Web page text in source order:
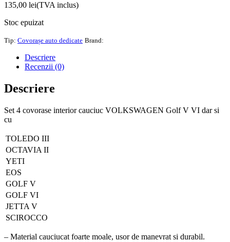
135,00 lei(TVA inclus)
Stoc epuizat
Tip: Covorașe auto dedicate Brand:
Descriere
Recenzii (0)
Descriere
Set 4 covorase interior cauciuc VOLKSWAGEN Golf V VI dar si
cu
TOLEDO III
OCTAVIA II
YETI
EOS
GOLF V
GOLF VI
JETTA V
SCIROCCO
– Material cauciucat foarte moale, usor de manevrat si durabil.